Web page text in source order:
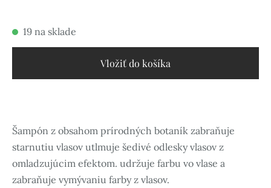
19 na sklade
Vložiť do košíka
Šampón z obsahom prírodných botaník zabraňuje
starnutiu vlasov utlmuje šedivé odlesky vlasov z
omladzujúcim efektom. udržuje farbu vo vlase a
zabraňuje vymývaniu farby z vlasov.